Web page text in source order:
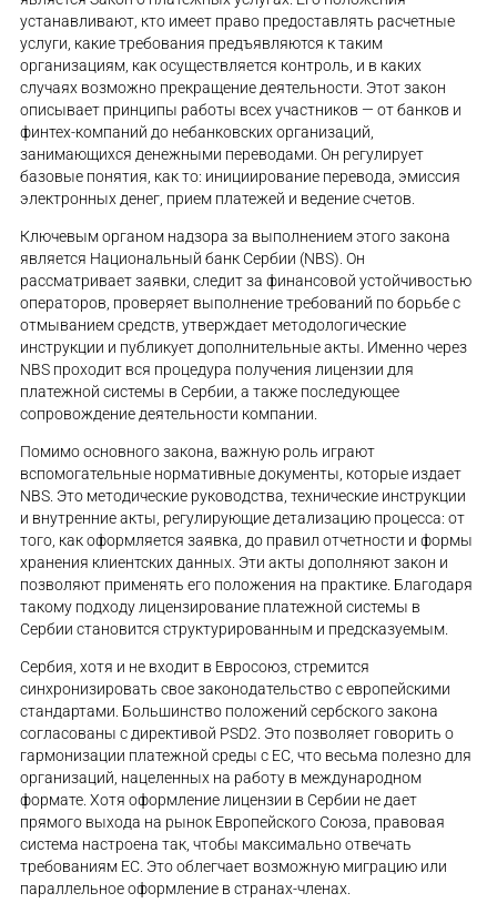
устанавливают, кто имеет право предоставлять расчетные
услуги, какие требования предъявляются к таким
организациям, как осуществляется контроль, и в каких
случаях возможно прекращение деятельности. Этот закон
описывает принципы работы всех участников — от банков и
финтех-компаний до небанковских организаций,
занимающихся денежными переводами. Он регулирует
базовые понятия, как то: инициирование перевода, эмиссия
электронных денег, прием платежей и ведение счетов.
Ключевым органом надзора за выполнением этого закона
является Национальный банк Сербии (NBS). Он
рассматривает заявки, следит за финансовой устойчивостью
операторов, проверяет выполнение требований по борьбе с
отмыванием средств, утверждает методологические
инструкции и публикует дополнительные акты. Именно через
NBS проходит вся процедура получения лицензии для
платежной системы в Сербии, а также последующее
сопровождение деятельности компании.
Помимо основного закона, важную роль играют
вспомогательные нормативные документы, которые издает
NBS. Это методические руководства, технические инструкции
и внутренние акты, регулирующие детализацию процесса: от
того, как оформляется заявка, до правил отчетности и формы
хранения клиентских данных. Эти акты дополняют закон и
позволяют применять его положения на практике. Благодаря
такому подходу лицензирование платежной системы в
Сербии становится структурированным и предсказуемым.
Сербия, хотя и не входит в Евросоюз, стремится
синхронизировать свое законодательство с европейскими
стандартами. Большинство положений сербского закона
согласованы с директивой PSD2. Это позволяет говорить о
гармонизации платежной среды с ЕС, что весьма полезно для
организаций, нацеленных на работу в международном
формате. Хотя оформление лицензии в Сербии не дает
прямого выхода на рынок Европейского Союза, правовая
система настроена так, чтобы максимально отвечать
требованиям ЕС. Это облегчает возможную миграцию или
параллельное оформление в странах-членах.